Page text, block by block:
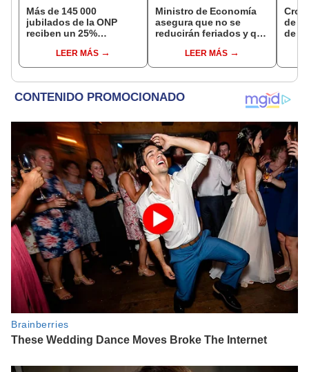
Más de 145 000
jubilados de la ONP
reciben un 25%
en agostoLEER MÁS
Ministro de Economía
asegura que no se
reducirán feriados y que
aumentará en dos
etapas
LEER MÁS
de
de